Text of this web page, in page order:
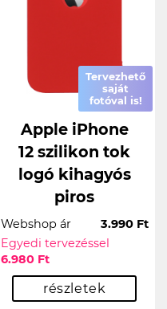
Tervezhető
saját
fotóval is!
Apple iPhone
12 szilikon tok
logó kihagyós
piros
Webshop ár
3.990 Ft
Egyedi tervezéssel
6.980 Ft
részletek